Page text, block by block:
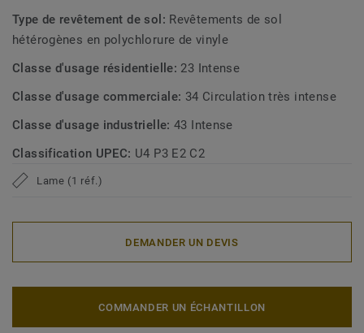
Type de revêtement de sol: Revêtements de sol
hétérogènes en polychlorure de vinyle
Classe d'usage résidentielle: 23 Intense
Classe d'usage commerciale: 34 Circulation très intense
Classe d'usage industrielle:43 Intense
Classification UPEC: U4 P3 E2 C2
Lame (1 réf.)
DEMANDER UN DEVIS
COMMANDER UN ÉCHANTILLON